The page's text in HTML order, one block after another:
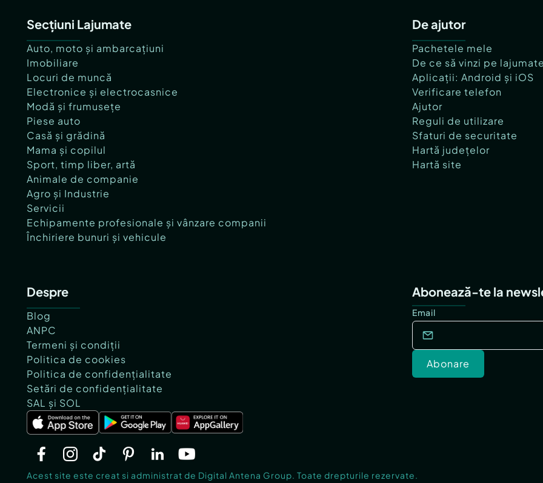
Secțiuni Lajumate
Auto, moto și ambarcațiuni
Imobiliare
Locuri de muncă
Electronice și electrocasnice
Modă și frumusețe
Piese auto
Casă și grădină
Mama și copilul
Sport, timp liber, artă
Animale de companie
Agro și Industrie
Servicii
Echipamente profesionale și vânzare companii
Închiriere bunuri și vehicule
De ajutor
Pachetele mele
De ce să vinzi pe
Aplicații: Android și iOS
Verificare telefon
Ajutor
Reguli de utilizare
Sfaturi de securitate
Hartă județelor
Hartă site
Despre
Blog
ANPC
Termeni și condiții
Politica de cookies
Politica de confidențialitate
Setări de confidențialitate
SAL și SOL
Abonează-te la
Email
Abonare
Acest site este creat si administrat de Digital Antena Group. Toate drepturile rezervate.